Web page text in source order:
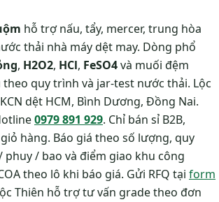
hỗ trợ nấu, tẩy, mercer, trung hòa
thải nhà máy dệt may. Dòng phổ
, H2O2, HCl, FeSO4và muối đệm
theo quy trình và jar-test nước thải. Lộc
dệt HCM, Bình Dương, Đồng Nai.
0979 891 929. Chỉ bán sỉ B2B,
hàng. Báo giá theo số lượng, quy
phuy / bao và điểm giao khu công
theo lô khi báo giá. Gửi RFQ tại form
Thiên hỗ trợ tư vấn grade theo đơn